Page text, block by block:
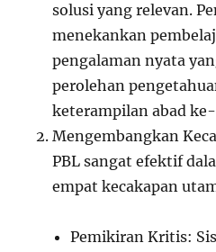
solusi yang relevan.
menekankan
pengalaman nyata
perolehan
keterampilan abad ke-
Mengembangkan
PBL sangat efektif
empat kecakapan
Pemikiran Kritis: